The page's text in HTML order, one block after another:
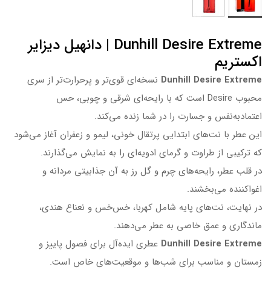
Dunhill Desire Extreme | دانهیل دیزایر
اکستریم
Dunhill Desire Extreme نسخه‌ای قوی‌تر و پرحرارت‌تر از سری
محبوب Desire است که با رایحه‌ای شرقی و چوبی، حس
اعتمادبه‌نفس و جسارت را در شما زنده می‌کند.
این عطر با نت‌های ابتدایی پرتقال خونی، لیمو و زعفران آغاز می‌شود
که ترکیبی از طراوت و گرمای ادویه‌ای را به نمایش می‌گذارند.
در قلب عطر، رایحه‌های چرم و گل رز به آن جذابیتی مردانه و
اغواکننده می‌بخشند.
در نهایت، نت‌های پایه شامل کهربا، خس‌خس و نعناع هندی،
ماندگاری و عمق خاصی به عطر می‌دهند.
Dunhill Desire Extreme عطری ایده‌آل برای فصول پاییز و
زمستان و مناسب برای شب‌ها و موقعیت‌های خاص است.